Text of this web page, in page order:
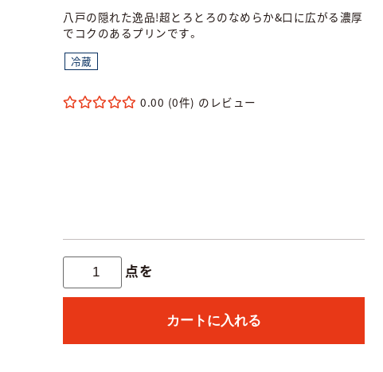
八戸の隠れた逸品!超とろとろのなめらか&口に広がる濃厚
でコクのあるプリンです。
冷蔵
0.00 (0件)
点を
カートに入れる